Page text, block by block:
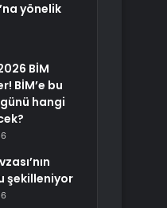
yönelik
BİM
BİM’e bu
hangi
şekilleniyor